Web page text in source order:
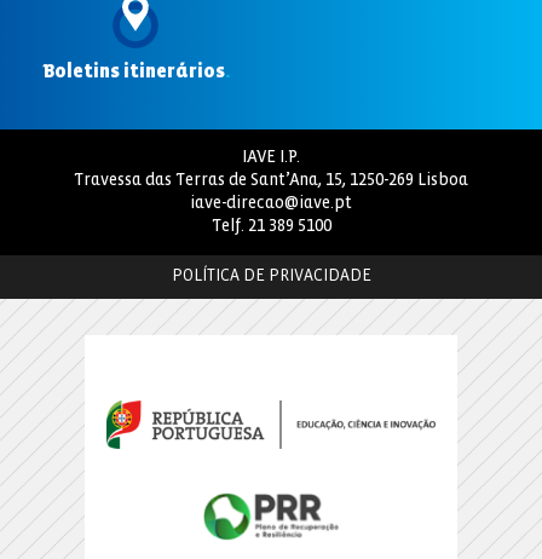
Boletins itinerários.
IAVE I.P.
Travessa das Terras de Sant’Ana, 15, 1250-269 Lisboa
iave-direcao@iave.pt
Telf. 21 389 5100
POLÍTICA DE PRIVACIDADE